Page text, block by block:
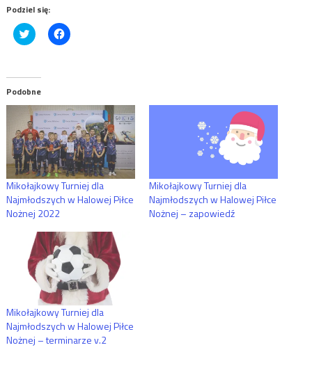
Podziel się:
Click
to
(Opens
new
window)
Click
to
window)
Podobne
Mikołajkowy Turniej dla
Najmłodszych w Halowej Piłce
Nożnej 2022
Mikołajkowy Turniej dla
Najmłodszych w Halowej Piłce
Nożnej – zapowiedź
Mikołajkowy Turniej dla
Najmłodszych w Halowej Piłce
Nożnej – terminarze v.2